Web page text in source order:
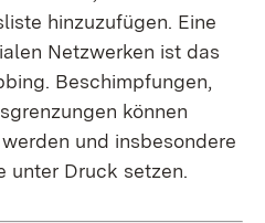
hinzuzufügen. Eine
Netzwerken ist das
Beschimpfungen,
können
und insbesondere
unter Druck setzen.